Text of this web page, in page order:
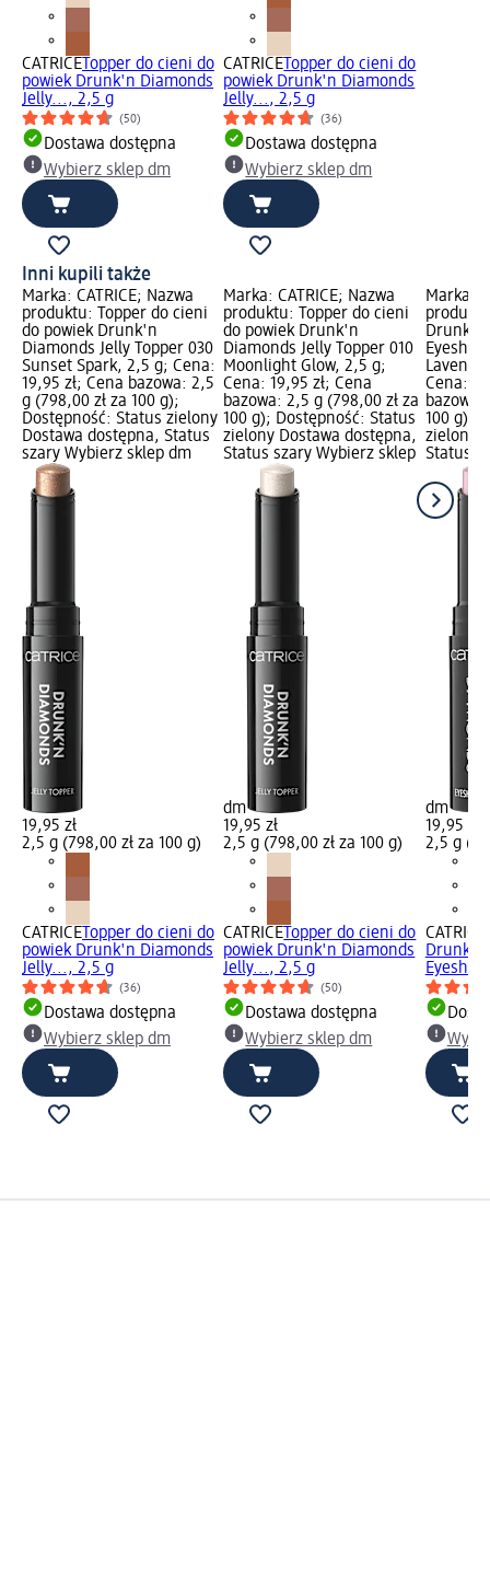
CATRICE Topper do cieni do
powiek Drunk'n Diamonds
Jelly..., 2,5 g
(50)
Dostawa dostępna
Wybierz sklep dm
CATRICE Topper do cieni do
powiek Drunk'n Diamonds
Jelly..., 2,5 g
(36)
Dostawa dostępna
Wybierz sklep dm
Inni kupili także
Marka: CATRICE; Nazwa
produktu: Topper do cieni
do powiek Drunk'n
Diamonds Jelly Topper 030
Sunset Spark, 2,5 g; Cena:
19,95 zł; Cena bazowa: 2,5
g (798,00 zł za 100 g);
Dostępność: Status zielony
Dostawa dostępna, Status
szary Wybierz sklep dm
19,95 zł
2,5 g (798,00 zł za 100 g)
CATRICE Topper do cieni do
powiek Drunk'n Diamonds
Jelly..., 2,5 g
(36)
Dostawa dostępna
Wybierz sklep dm
Marka: CATRICE; Nazwa
produktu: Topper do cieni
do powiek Drunk'n
Diamonds Jelly Topper 010
Moonlight Glow, 2,5 g;
Cena: 19,95 zł; Cena
bazowa: 2,5 g (798,00 zł za
100 g); Dostępność: Status
zielony Dostawa dostępna,
Status szary Wybierz sklep
dm
19,95 zł
2,5 g (798,00 zł za 100 g)
CATRICE Topper do cieni do
powiek Drunk'n Diamonds
Jelly..., 2,5 g
(50)
Dostawa dostępna
Wybierz sklep dm
Marka:
Drunk'n
Cena:
bazowa:
100 g);
zielony
Status
dm
19,95 zł
2,5 g
CATRICE
Drunk'n